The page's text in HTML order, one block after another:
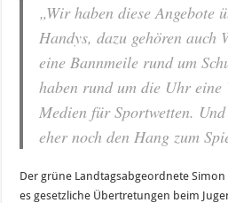
„Wir haben diese Angebote
Handys, dazu gehören auch
eine Bannmeile rund um
haben rund um die Uhr eine
Medien für Sportwetten.
eher noch den Hang zum
Der grüne Landtagsabgeordnete
es gesetzliche Übertretungen beim